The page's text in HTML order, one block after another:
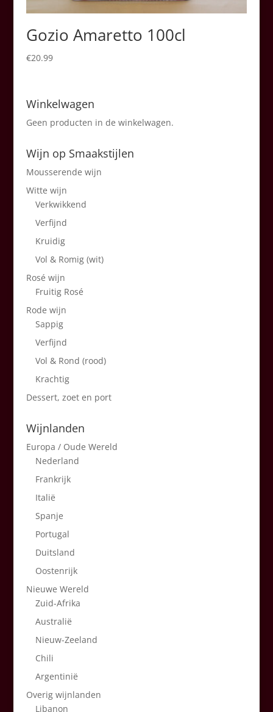
Gozio Amaretto 100cl
€20.99
Winkelwagen
Geen producten in de winkelwagen.
Wijn op Smaakstijlen
Mousserende wijn
Witte wijn
Verkwikkend
Verfijnd
Kruidig
Vol & Romig (wit)
Rosé wijn
Fruitig Rosé
Rode wijn
Sappig
Verfijnd
Vol & Rond (rood)
Krachtig
Dessert, zoet en port
Wijnlanden
Europa / Oude Wereld
Nederland
Frankrijk
Italië
Spanje
Portugal
Duitsland
Oostenrijk
Nieuwe Wereld
Zuid-Afrika
Australië
Nieuw-Zeeland
Chili
Argentinië
Overig wijnlanden
Libanon